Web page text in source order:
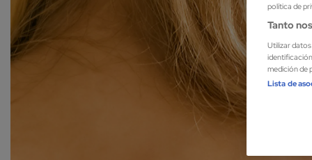
política de
Tanto
Utilizar
medición de
Lista de